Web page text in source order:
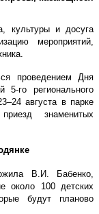
культуры и досуга
мероприятий,
проведением Дня
5-го регионального
августа в парке
знаменитых
В.И. Бабенко,
около 100 детских
будут планово